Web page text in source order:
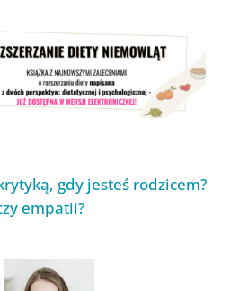
gdy jesteś rodzicem?
empatii?